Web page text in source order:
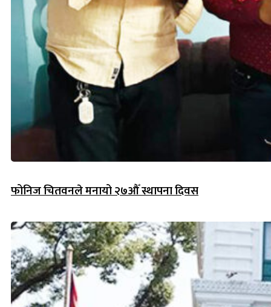
फोनिज चितवनले मनायो २७औँ स्थापना दिवस